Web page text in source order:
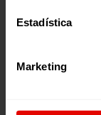
Estadística
Marketing